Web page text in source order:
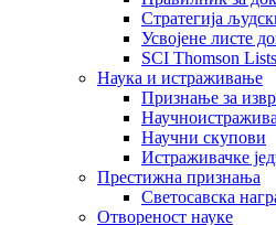
Стратегија
Усвојене листе
SCI Thomson Lists
Наука и истраживање
Признање за
Научни скупови
Истраживачке
Престижна признања
Светосавска
Отвореност науке